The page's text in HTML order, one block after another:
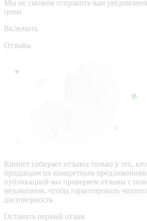
Мы не сможем отправить вам
цены
Включить
Отзывы
Кинпет собирает отзывы только у тех,
продавцом по конкретным
публикацией мы проверяем отзывы с
механизмов, чтобы гарантировать
достоверность
Оставить первый отзыв